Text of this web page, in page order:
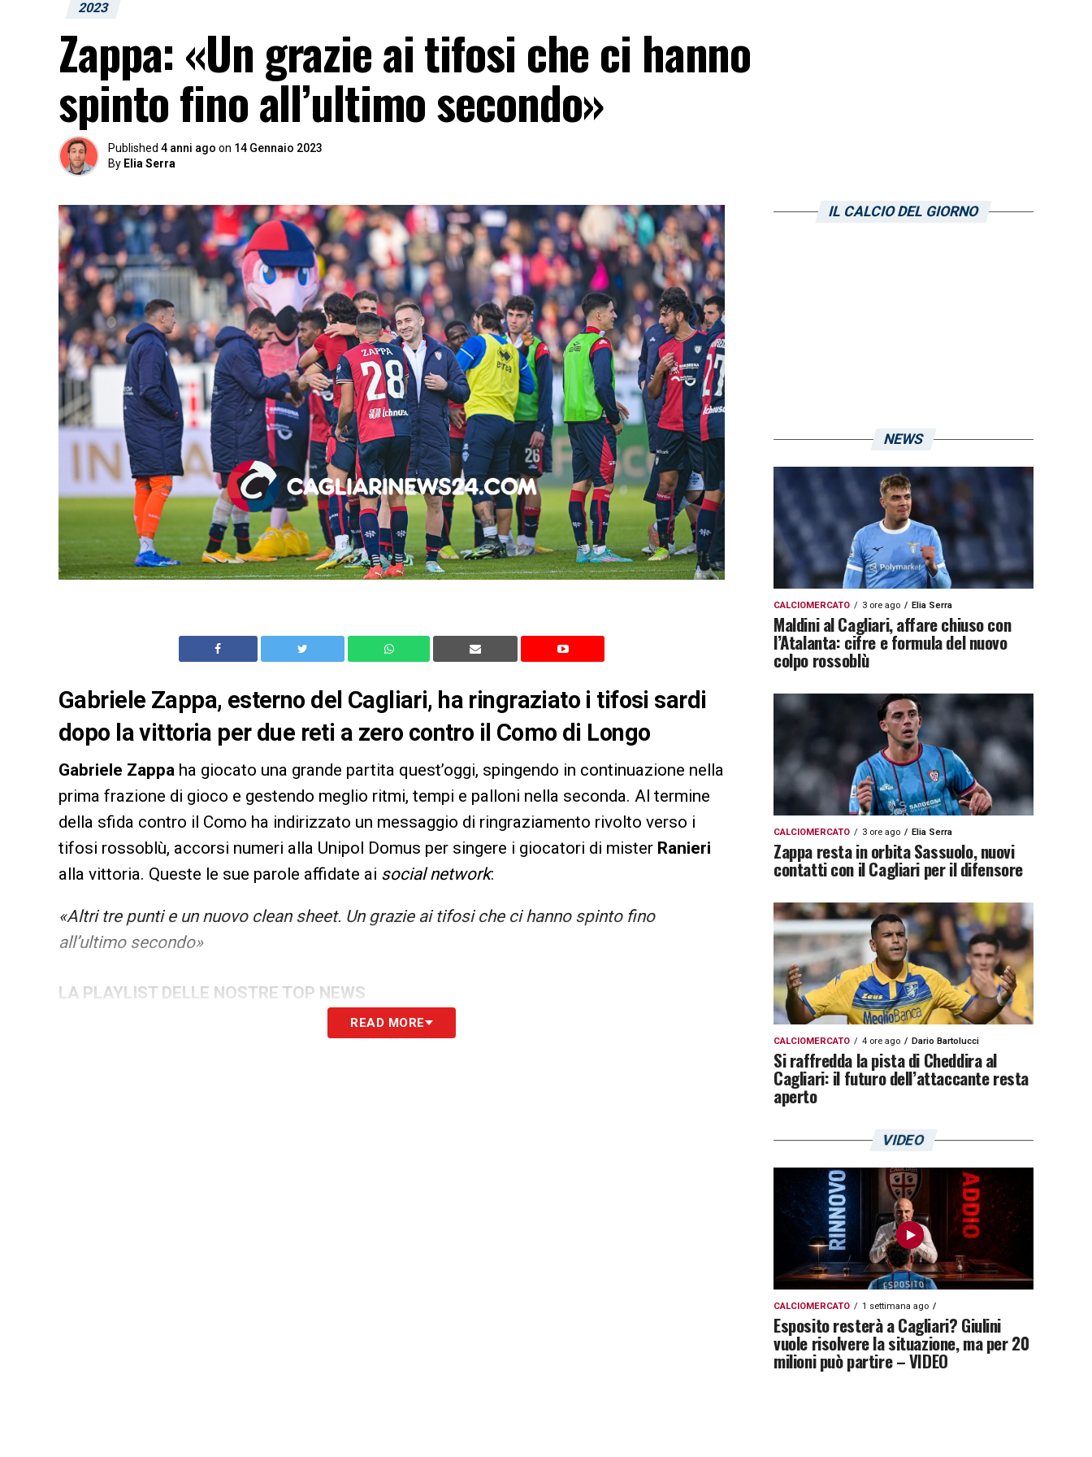
2023
Zappa: «Un grazie ai tifosi che ci hanno
spinto fino all’ultimo secondo»
Published 4 anni ago on 14 Gennaio 2023
By Elia Serra
Gabriele Zappa, esterno del Cagliari, ha ringraziato i tifosi sardi
dopo la vittoria per due reti a zero contro il Como di Longo
Gabriele Zappa ha giocato una grande partita quest’oggi, spingendo in continuazione nella
prima frazione di gioco e gestendo meglio ritmi, tempi e palloni nella seconda. Al termine
della sfida contro il Como ha indirizzato un messaggio di ringraziamento rivolto verso i
tifosi rossoblù, accorsi numeri alla Unipol Domus per singere i giocatori di mister Ranieri
alla vittoria. Queste le sue parole affidate ai social network:
«Altri tre punti e un nuovo clean sheet. Un grazie ai tifosi che ci hanno spinto fino
all’ultimo secondo»
LA PLAYLIST DELLE NOSTRE TOP NEWS
READ MORE
IL CALCIO DEL GIORNO
NEWS
CALCIOMERCATO 3 ore ago Elia Serra
Maldini al Cagliari, affare chiuso con
l’Atalanta: cifre e formula del nuovo
colpo rossoblù
CALCIOMERCATO 3 ore ago Elia Serra
Zappa resta in orbita Sassuolo, nuovi
contatti con il Cagliari per il difensore
CALCIOMERCATO 4 ore ago Dario Bartolucci
Si raffredda la pista di Cheddira al
Cagliari: il futuro dell’attaccante resta
aperto
VIDEO
CALCIOMERCATO 1 settimana ago
Esposito resterà a Cagliari? Giulini
vuole risolvere la situazione, ma per 20
milioni può partire – VIDEO